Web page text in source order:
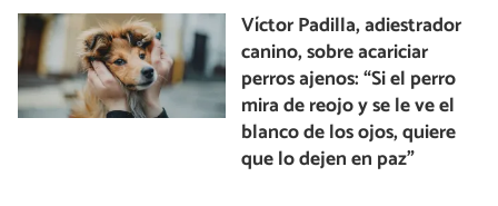
Víctor Padilla, adiestrador
canino, sobre acariciar
perros ajenos: “Si el perro
mira de reojo y se le ve el
blanco de los ojos, quiere
que lo dejen en paz”